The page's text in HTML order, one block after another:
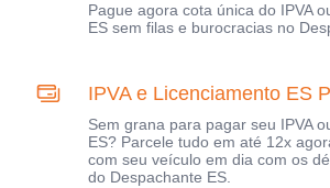
Pague agora cota única do IPVA
ES sem filas e burocracias no
IPVA e Licenciamento ES
Sem grana para pagar seu IPVA
ES? Parcele tudo em até 12x
com seu veículo em dia com os
do Despachante ES.